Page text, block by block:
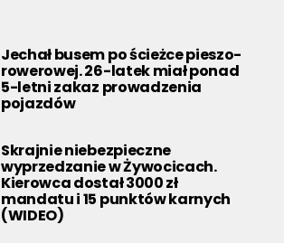
Jechał busem po ścieżce pieszo-
rowerowej. 26-latek miał ponad
5-letni zakaz prowadzenia
pojazdów
Skrajnie niebezpieczne
wyprzedzanie w Żywocicach.
Kierowca dostał 3000 zł
mandatu i 15 punktów karnych
(WIDEO)